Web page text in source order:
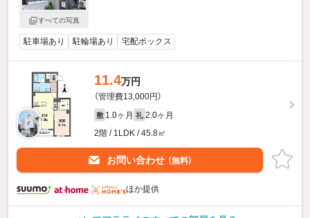
すべての写真
駐車場あり 駐輪場あり 宅配ボックス
11.4万円
（管理費13,000円）
敷 1.0ヶ月 礼 2.0ヶ月
2階 / 1LDK / 45.8㎡
お問い合わせ （無料）
ほか提供